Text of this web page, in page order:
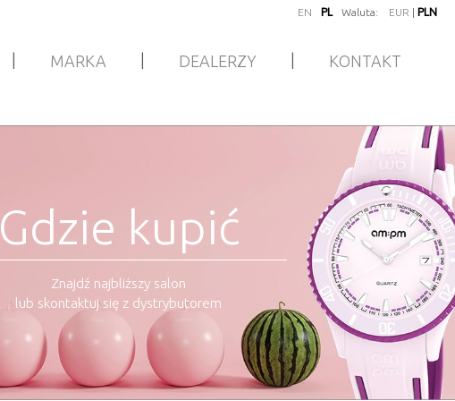
EN PL Waluta: EUR | PLN
MARKA DEALERZY KONTAKT
Gdzie kupić
Znajdź najbliższy salon
lub skontaktuj się z dystrybutorem